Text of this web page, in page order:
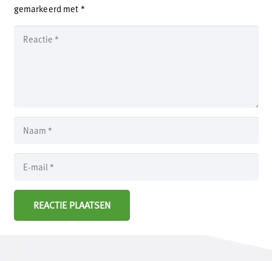
gemarkeerd met *
REACTIE PLAATSEN